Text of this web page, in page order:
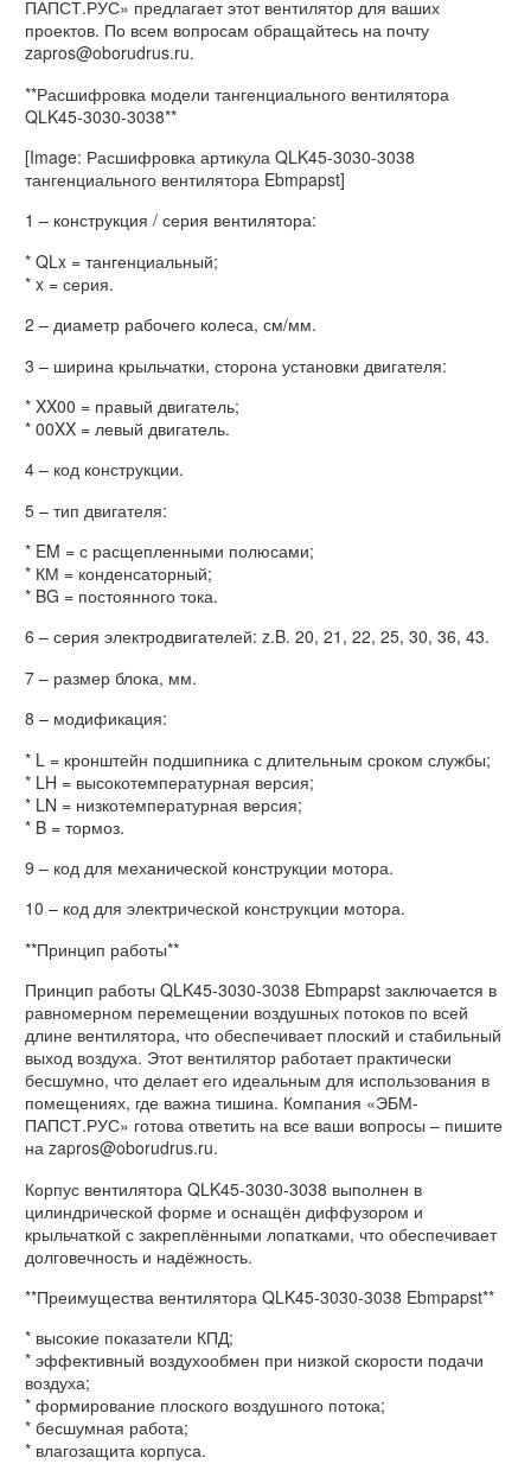
ПАПСТ.РУС» предлагает этот вентилятор для ваших
проектов. По всем вопросам обращайтесь на почту
zapros@oborudrus.ru.
**Расшифровка модели тангенциального вентилятора
QLK45-3030-3038**
[Image: Расшифровка артикула QLK45-3030-3038
тангенциального вентилятора Ebmpapst]
1 – конструкция / серия вентилятора:
* QLx = тангенциальный;
* x = серия.
2 – диаметр рабочего колеса, см/мм.
3 – ширина крыльчатки, сторона установки двигателя:
* XX00 = правый двигатель;
* 00XX = левый двигатель.
4 – код конструкции.
5 – тип двигателя:
* EM = с расщепленными полюсами;
* КМ = конденсаторный;
* BG = постоянного тока.
6 – серия электродвигателей: z.B. 20, 21, 22, 25, 30, 36, 43.
7 – размер блока, мм.
8 – модификация:
* L = кронштейн подшипника с длительным сроком службы;
* LH = высокотемпературная версия;
* LN = низкотемпературная версия;
* B = тормоз.
9 – код для механической конструкции мотора.
10 – код для электрической конструкции мотора.
**Принцип работы**
Принцип работы QLK45-3030-3038 Ebmpapst заключается в
равномерном перемещении воздушных потоков по всей
длине вентилятора, что обеспечивает плоский и стабильный
выход воздуха. Этот вентилятор работает практически
бесшумно, что делает его идеальным для использования в
помещениях, где важна тишина. Компания «ЭБМ-
ПАПСТ.РУС» готова ответить на все ваши вопросы – пишите
на zapros@oborudrus.ru.
Корпус вентилятора QLK45-3030-3038 выполнен в
цилиндрической форме и оснащён диффузором и
крыльчаткой с закреплёнными лопатками, что обеспечивает
долговечность и надёжность.
**Преимущества вентилятора QLK45-3030-3038 Ebmpapst**
* высокие показатели КПД;
* эффективный воздухообмен при низкой скорости подачи
воздуха;
* формирование плоского воздушного потока;
* бесшумная работа;
* влагозащита корпуса.